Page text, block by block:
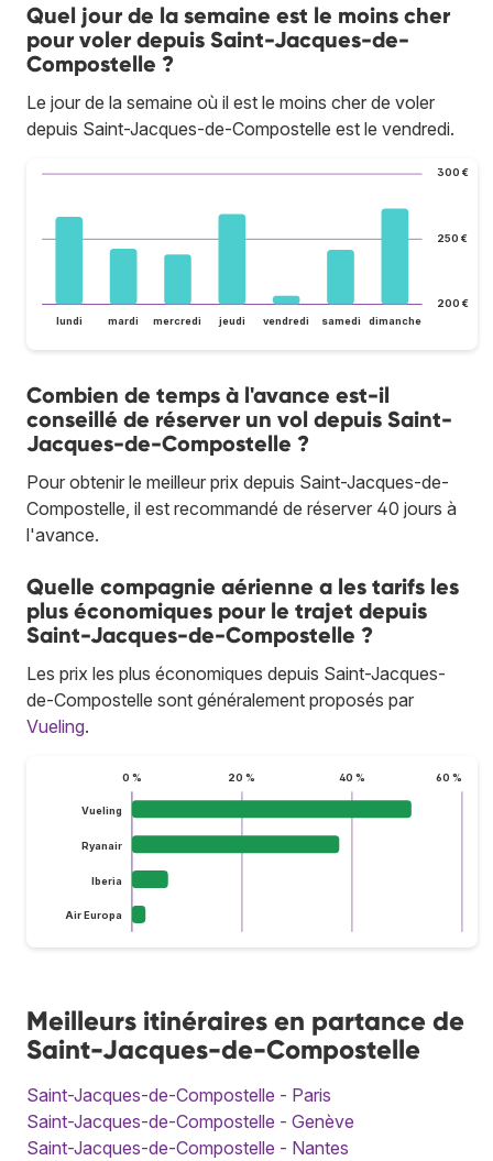
Quel jour de la semaine est le moins cher
pour voler depuis Saint-Jacques-de-
Compostelle ?
Le jour de la semaine où il est le moins cher de voler
depuis Saint-Jacques-de-Compostelle est le vendredi.
200 €
250 €
300 €
lundi mardi mercredi jeudi vendredi samedi dimanche
Combien de temps à l'avance est-il
conseillé de réserver un vol depuis Saint-
Jacques-de-Compostelle ?
Pour obtenir le meilleur prix depuis Saint-Jacques-de-
Compostelle, il est recommandé de réserver 40 jours à
l'avance.
Quelle compagnie aérienne a les tarifs les
plus économiques pour le trajet depuis
Saint-Jacques-de-Compostelle ?
Les prix les plus économiques depuis Saint-Jacques-
de-Compostelle sont généralement proposés par
Vueling.
0 % 20 % 40 % 60 %
Vueling
Ryanair
Iberia
Air Europa
Meilleurs itinéraires en partance de
Saint-Jacques-de-Compostelle
Saint-Jacques-de-Compostelle - Paris
Saint-Jacques-de-Compostelle - Genève
Saint-Jacques-de-Compostelle - Nantes